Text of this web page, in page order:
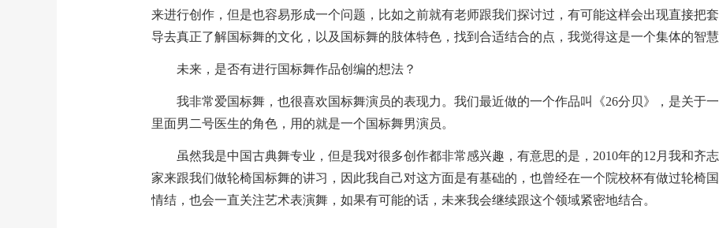
来进行创作，但是也容易形成一个问题，比如之前就有老师跟我们探讨过，有可能这样会出现直接把
导去真正了解国标舞的文化，以及国标舞的肢体特色，找到合适结合的点，我觉得这是一个集体的智慧
未来，是否有进行国标舞作品创编的想法？
我非常爱国标舞，也很喜欢国标舞演员的表现力。我们最近做的一个作品叫《26分贝》，是关于
里面男二号医生的角色，用的就是一个国标舞男演员。
虽然我是中国古典舞专业，但是我对很多创作都非常感兴趣，有意思的是，2010年的12月我和齐
家来跟我们做轮椅国标舞的讲习，因此我自己对这方面是有基础的，也曾经在一个院校杯有做过轮椅
情结，也会一直关注艺术表演舞，如果有可能的话，未来我会继续跟这个领域紧密地结合。